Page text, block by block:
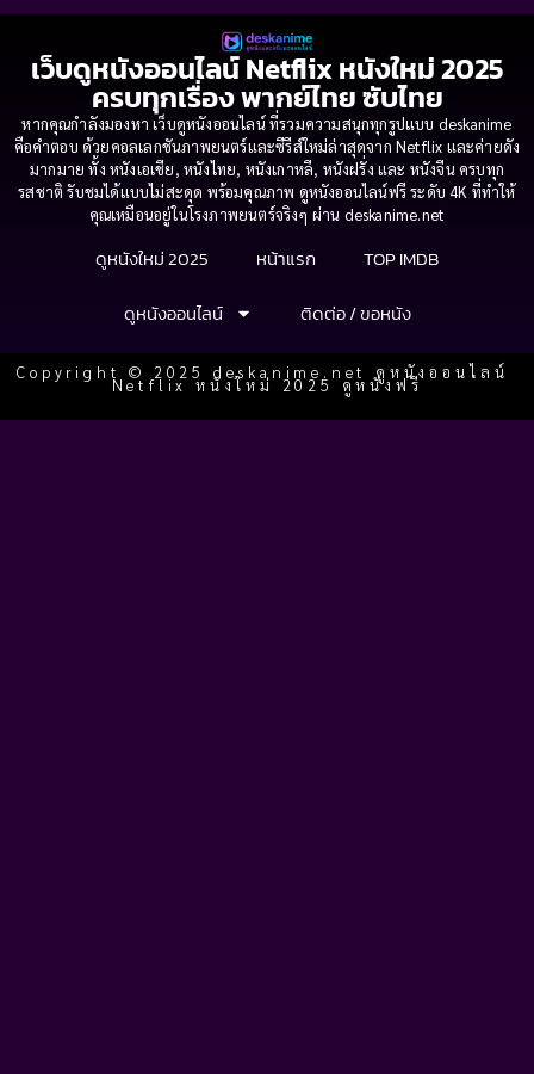
เว็บดูหนังออนไลน์ Netflix หนังใหม่ 2025
ครบทุกเรื่อง พากย์ไทย ซับไทย
หากคุณกำลังมองหา เว็บดูหนังออนไลน์ ที่รวมความสนุกทุกรูปแบบ deskanime
คือคำตอบ ด้วยคอลเลกชันภาพยนตร์และซีรีส์ใหม่ล่าสุดจาก Netflix และค่ายดัง
มากมาย ทั้ง หนังเอเชีย, หนังไทย, หนังเกาหลี, หนังฝรั่ง และ หนังจีน ครบทุก
รสชาติ รับชมได้แบบไม่สะดุด พร้อมคุณภาพ ดูหนังออนไลน์ฟรี ระดับ 4K ที่ทำให้
คุณเหมือนอยู่ในโรงภาพยนตร์จริงๆ ผ่าน deskanime.net
ดูหนังใหม่ 2025 หน้าแรก
TOP IMDB
ดูหนังออนไลน์
ติดต่อ / ขอหนัง
Copyright © 2025 deskanime.net ดูหนังออนไลน์
Netflix หนังใหม่ 2025 ดูหนังฟรี